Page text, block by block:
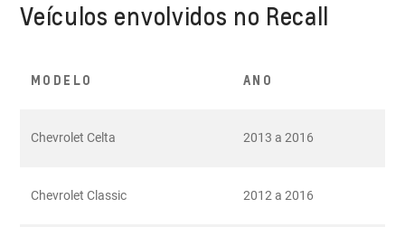
Veículos envolvidos no Recall
MODELO ANO
Chevrolet Celta 2013 a 2016
Chevrolet Classic 2012 a 2016